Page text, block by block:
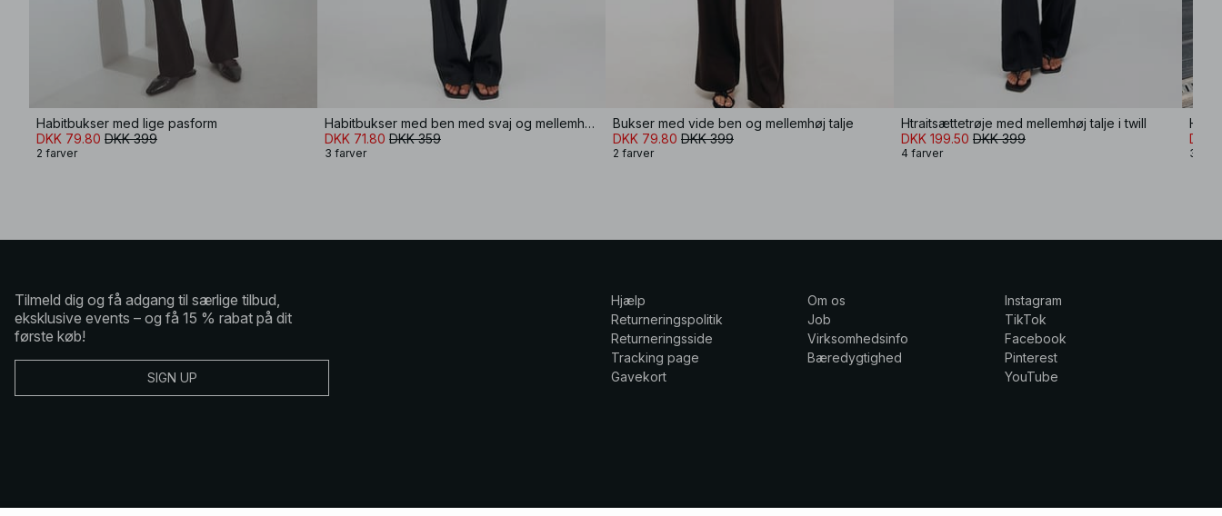
Habitbukser med lige pasform
DKK 79.80 DKK 399
2 farver
Habitbukser med ben med svaj og mellemhøj talje
DKK 71.80 DKK 359
3 farver
Bukser med vide ben og mellemhøj talje
DKK 79.80 DKK 399
2 farver
Htraitsættetrøje med mellemhøj talje i twill
DKK 199.50 DKK 399
4 farver
DKK
3
Tilmeld dig og få adgang til særlige tilbud,
eksklusive events – og få 15 % rabat på dit
første køb!
SIGN UP
Hjælp
Returneringspolitik
Returneringsside
Tracking page
Gavekort
Om os
Job
Virksomhedsinfo
Bæredygtighed
Instagram
TikTok
Facebook
Pinterest
YouTube